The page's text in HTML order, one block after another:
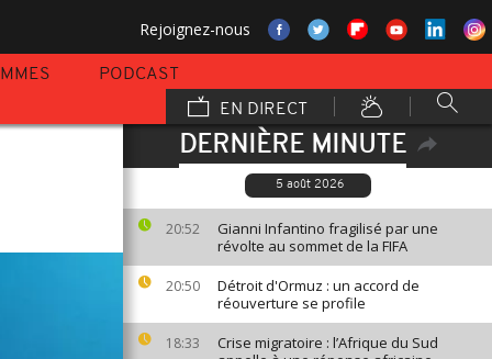
Rejoignez-nous
PODCAST
EN DIRECT
DERNIÈRE MINUTE
5 août 2026
20:52
Gianni Infantino fragilisé par une
révolte au sommet de la FIFA
20:50
Détroit d'Ormuz : un accord de
réouverture se profile
18:33
Crise migratoire : l’Afrique du Sud